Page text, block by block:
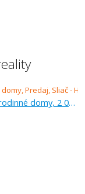
Predaj, pozemok pre rodinné domy, 2 070 m